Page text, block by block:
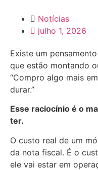
Notícias
julho 1, 2026
Existe um
que estão montando
“Compro algo mais
durar.”
Esse raciocínio é o
ter.
O custo real de um
da nota fiscal. É o
ele vai estar em